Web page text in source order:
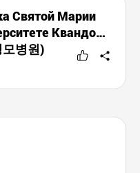
Святой Марии
Квандонг
병원)